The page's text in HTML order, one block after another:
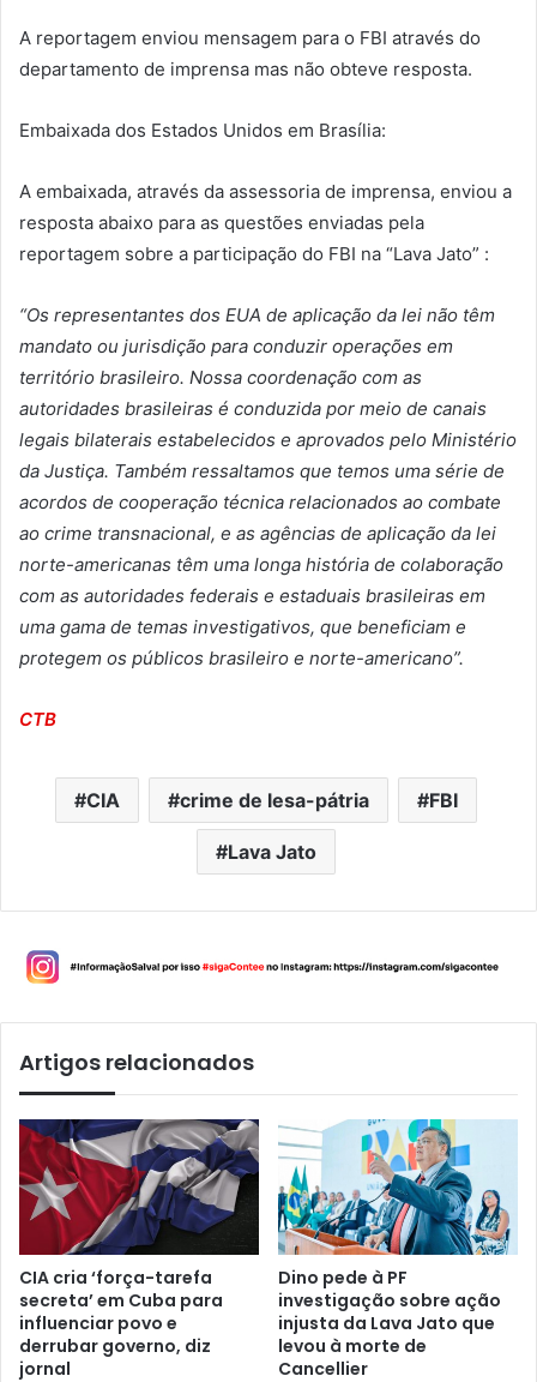
A reportagem enviou mensagem para o FBI através do
departamento de imprensa mas não obteve resposta.
Embaixada dos Estados Unidos em Brasília:
A embaixada, através da assessoria de imprensa, enviou a
resposta abaixo para as questões enviadas pela
reportagem sobre a participação do FBI na “Lava Jato” :
“Os representantes dos EUA de aplicação da lei não têm
mandato ou jurisdição para conduzir operações em
território brasileiro. Nossa coordenação com as
autoridades brasileiras é conduzida por meio de canais
legais bilaterais estabelecidos e aprovados pelo Ministério
da Justiça. Também ressaltamos que temos uma série de
acordos de cooperação técnica relacionados ao combate
ao crime transnacional, e as agências de aplicação da lei
norte-americanas têm uma longa história de colaboração
com as autoridades federais e estaduais brasileiras em
uma gama de temas investigativos, que beneficiam e
protegem os públicos brasileiro e norte-americano”.
CTB
CIA crime de lesa-pátria FBI
Lava Jato
Artigos relacionados
CIA cria ‘força-tarefa
secreta’ em Cuba para
influenciar povo e
derrubar governo, diz
jornal
Dino pede à PF
investigação sobre ação
injusta da Lava Jato que
levou à morte de
Cancellier